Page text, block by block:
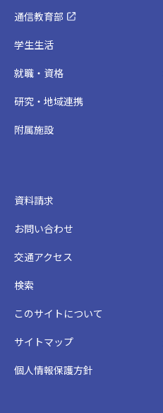
通信教育部
学生生活
就職・資格
研究・地域連携
附属施設
資料請求
お問い合わせ
交通アクセス
検索
このサイトについて
サイトマップ
個人情報保護方針